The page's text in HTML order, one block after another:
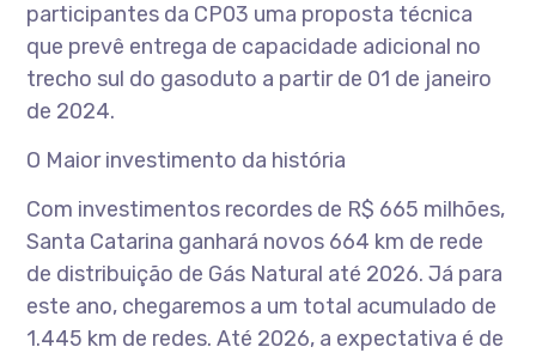
participantes da CP03 uma proposta técnica
que prevê entrega de capacidade adicional no
trecho sul do gasoduto a partir de 01 de janeiro
de 2024.
O Maior investimento da história
Com investimentos recordes de R$ 665 milhões,
Santa Catarina ganhará novos 664 km de rede
de distribuição de Gás Natural até 2026. Já para
este ano, chegaremos a um total acumulado de
1.445 km de redes. Até 2026, a expectativa é de